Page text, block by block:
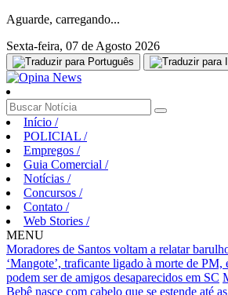
Aguarde, carregando...
Sexta-feira, 07 de Agosto 2026
Início /
POLICIAL /
Empregos /
Guia Comercial /
Notícias /
Concursos /
Contato /
Web Stories /
MENU
Moradores de Santos voltam a relatar
‘Mangote’, traficante ligado à morte de PM,
podem ser de amigos desaparecidos em SC
Bebê nasce com cabelo que se estende até